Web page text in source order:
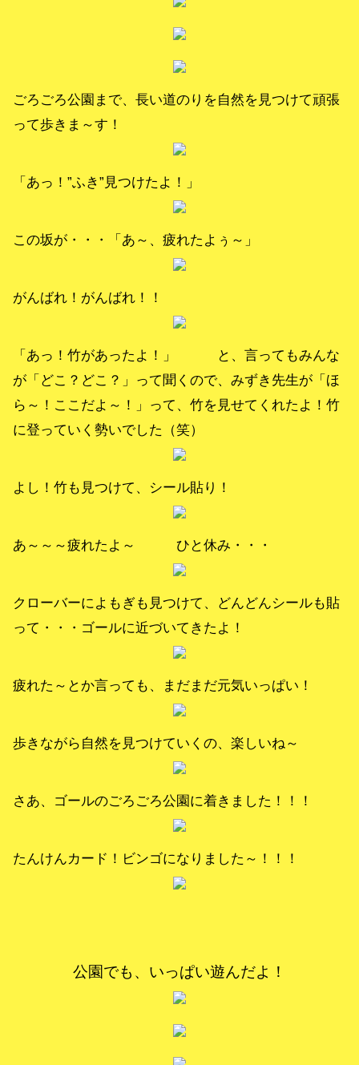
ごろごろ公園まで、長い道のりを自然を見つけて頑張
って歩きま～す！
「あっ！”ふき”見つけたよ！」
この坂が・・・「あ～、疲れたよぅ～」
がんばれ！がんばれ！！
「あっ！竹があったよ！」 と、言ってもみんな
が「どこ？どこ？」って聞くので、みずき先生が「ほ
ら～！ここだよ～！」って、竹を見せてくれたよ！竹
に登っていく勢いでした（笑）
よし！竹も見つけて、シール貼り！
あ～～～疲れたよ～ ひと休み・・・
クローバーによもぎも見つけて、どんどんシールも貼
って・・・ゴールに近づいてきたよ！
疲れた～とか言っても、まだまだ元気いっぱい！
歩きながら自然を見つけていくの、楽しいね～
さあ、ゴールのごろごろ公園に着きました！！！
たんけんカード！ビンゴになりました～！！！
公園でも、いっぱい遊んだよ！